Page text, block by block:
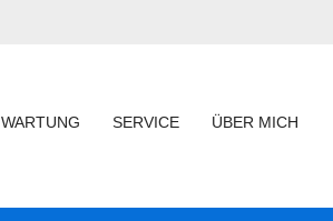
WARTUNG SERVICE ÜBER MICH